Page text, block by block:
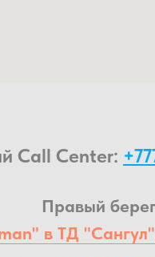
Call Center:
Правый
в ТД